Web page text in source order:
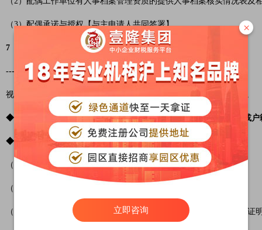
（3）配偶承诺与授权【与主申请人共同签署】
7
--- 子女材料
视情况提供。 能够通过电子证照库调取或数据共享的，可免于提交。
◆子女不随迁：子女身份证正反面或户口簿地址页及本人信息页（或户
◆子女随迁：
（1）子女《出生医学证明》；
（2）子女户口簿地址页及本人信息页（或户籍证明）；
（3）满16周岁及以上在全日制普通高中就读的提供学籍证明、在读证
×
立即咨询